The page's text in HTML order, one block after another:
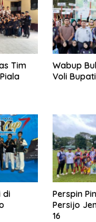
Tim
Wabup
Voli
di
Perspin
Persijo
16